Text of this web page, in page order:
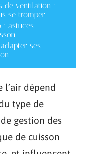
de ventilation :
se tromper
: astuces
ses
l’air dépend
type de
gestion des
de cuisson